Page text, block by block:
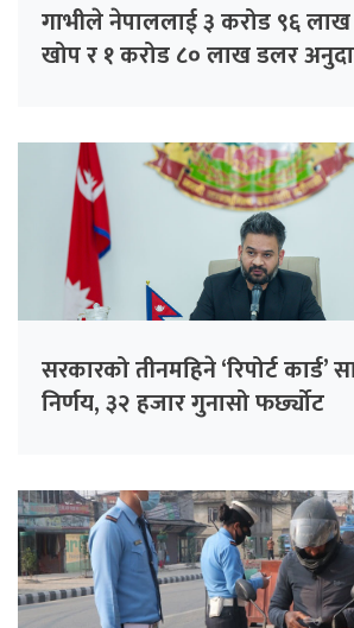
गाभीले नेपाललाई ३ करोड ९६
खोप र १ करोड ८० लाख डलर
सरकारको तीनमहिने ‘रिपोर्ट कार्ड’
निर्णय, ३२ हजार गुनासो फर्छ्योट